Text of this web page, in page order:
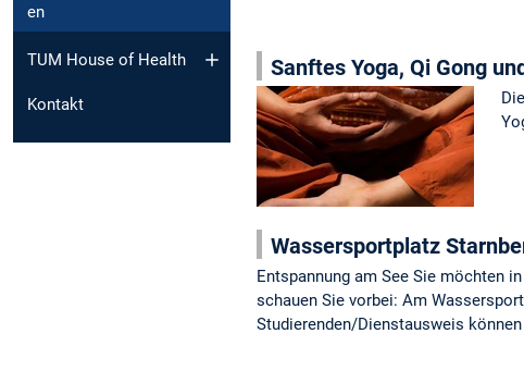
en
TUM House of Health
Kontakt
Sanftes Yoga, Qi Gong
Wassersportplatz
Entspannung am See Sie möchten
schauen Sie vorbei: Am
Studierenden/Dienstausweis